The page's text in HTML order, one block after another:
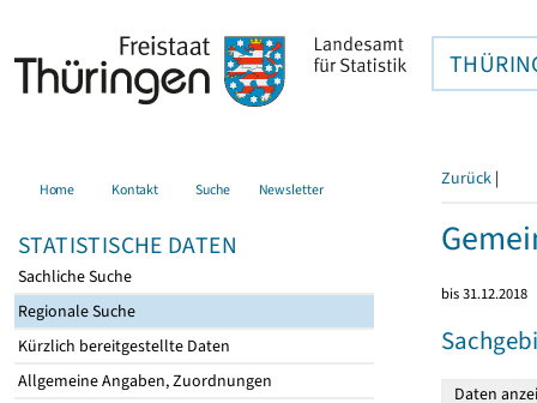
Home Kontakt Suche Newsletter
STATISTISCHE DATEN
Sachliche Suche
Regionale Suche
Kürzlich bereitgestellte Daten
Allgemeine Angaben, Zuordnungen
Zurück |
bis 31.12.2018